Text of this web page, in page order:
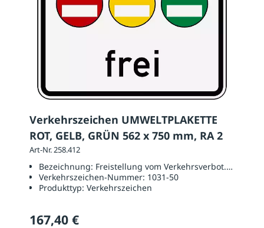
Verkehrszeichen UMWELTPLAKETTE
ROT, GELB, GRÜN 562 x 750 mm, RA 2
Art-Nr. 258.412
Bezeichnung: Freistellung vom Verkehrsverbot. Rote,
Verkehrszeichen-Nummer: 1031-50
Produkttyp: Verkehrszeichen
167,40 €